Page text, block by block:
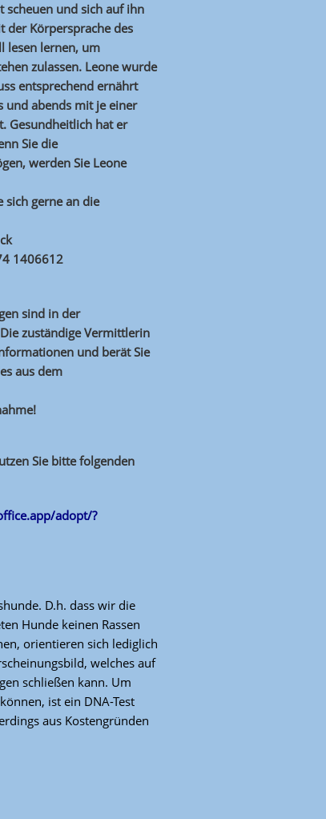
scheuen und sich auf ihn
der Körpersprache des
lesen lernen, um
zulassen. Leone wurde
entsprechend ernährt
abends mit je einer
Gesundheitlich hat er
Sie die
werden Sie Leone
sich gerne an die
1406612
sind in der
zuständige Vermittlerin
und berät Sie
aus dem
Sie bitte folgenden
adopt/?
D.h. dass wir die
Hunde keinen Rassen
orientieren sich lediglich
welches auf
schließen kann. Um
ist ein DNA-Test
aus Kostengründen